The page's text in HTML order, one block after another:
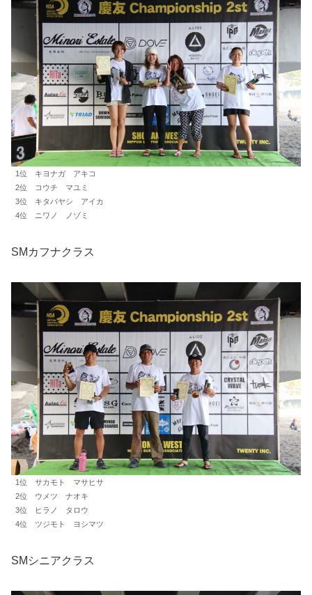
1位 キヨナガ アキコ
2位 コウチ マユミ
3位 キタバヤシ アイカ
4位 ニワノ ノゾミ
SMカフナクラス
1位 サカモト マサヒサ
2位 ウメツ ナオキ
3位 ヒラノ タロウ
4位 ツジモト ヨシマツ
SMシニアクラス